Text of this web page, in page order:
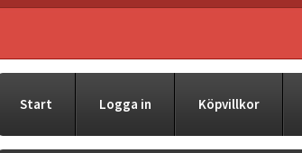
Start Logga in Köpvillkor